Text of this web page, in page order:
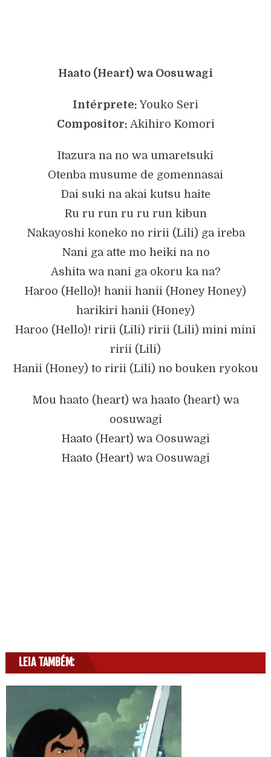
Haato (Heart) wa Oosuwagi
Intérprete: Youko Seri
Compositor: Akihiro Komori
Itazura na no wa umaretsuki
Otenba musume de gomennasai
Dai suki na akai kutsu haite
Ru ru run ru ru run kibun
Nakayoshi koneko no ririi (Lili) ga ireba
Nani ga atte mo heiki na no
Ashita wa nani ga okoru ka na?
Haroo (Hello)! hanii hanii (Honey Honey)
harikiri hanii (Honey)
Haroo (Hello)! ririi (Lili) ririi (Lili) mini mini
ririi (Lili)
Hanii (Honey) to ririi (Lili) no bouken ryokou
Mou haato (heart) wa haato (heart) wa
oosuwagi
Haato (Heart) wa Oosuwagi
Haato (Heart) wa Oosuwagi
LEIA TAMBÉM: